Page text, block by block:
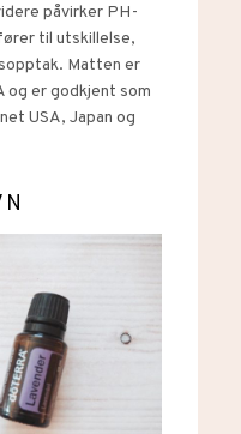
påvirker PH-
til utskillelse,
Matten er
og er godkjent som
USA, Japan og